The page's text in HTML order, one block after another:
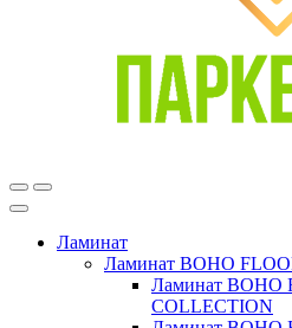
Ламинат
Ламинат BOHO
Ламинат BOHO
COLLECTION